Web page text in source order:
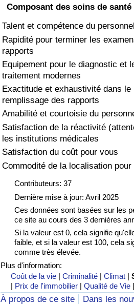
Composant des soins de santé
Talent et compétence du
Rapidité pour terminer les
rapports
Equipement pour le diagnostic et
traitement modernes
Exactitude et exhaustivité dans le
remplissage des rapports
Amabilité et courtoisie du
Satisfaction de la réactivité
les institutions médicales
Satisfaction du coût pour vous
Commodité de la localisation pour
Contributeurs: 37
Dernière mise à jour: Avril 2025
Ces données sont basées sur les
ce site au cours des 3 dernières
Si la valeur est 0, cela signifie
faible, et si la valeur est 100, cela
comme très élevée.
Plus d'information:
Coût de la vie |Criminalité |Climat |
| Prix de l'immobilier |Qualité de Vie
À propos de ce site Dans les
Indice de Criminalité (Actuel)
Indice de Criminalité
Indice de criminalité par pays
Soins de santé
Indice des soins de santé
Indice des soins de santé
Indice des soins de santé par
Pollution
Indice de Pollution (Actuel)
Indice de pollution
Indice de Pollution par Pays
Trafic